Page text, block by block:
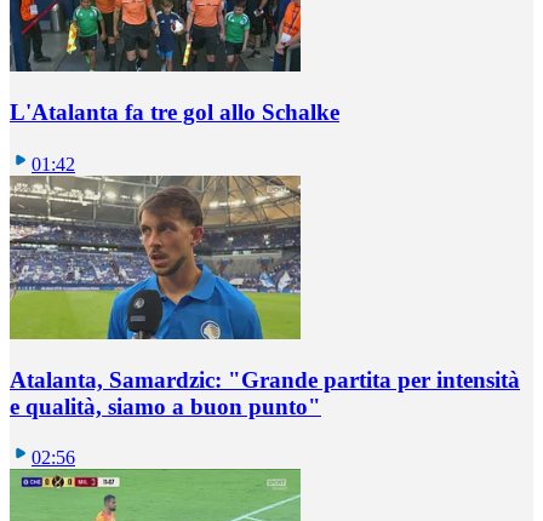
L'Atalanta fa tre gol allo Schalke
01:42
Atalanta, Samardzic: "Grande partita per intensità
e qualità, siamo a buon punto"
02:56